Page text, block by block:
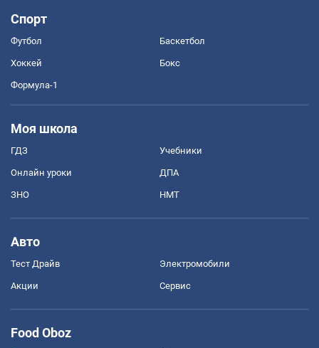
Спорт
Футбол Баскетбол
Хоккей Бокс
Формула-1
Моя школа
ГДЗ Учебники
Онлайн уроки ДПА
ЗНО НМТ
Авто
Тест Драйв Электромобили
Акции Сервис
Food Oboz